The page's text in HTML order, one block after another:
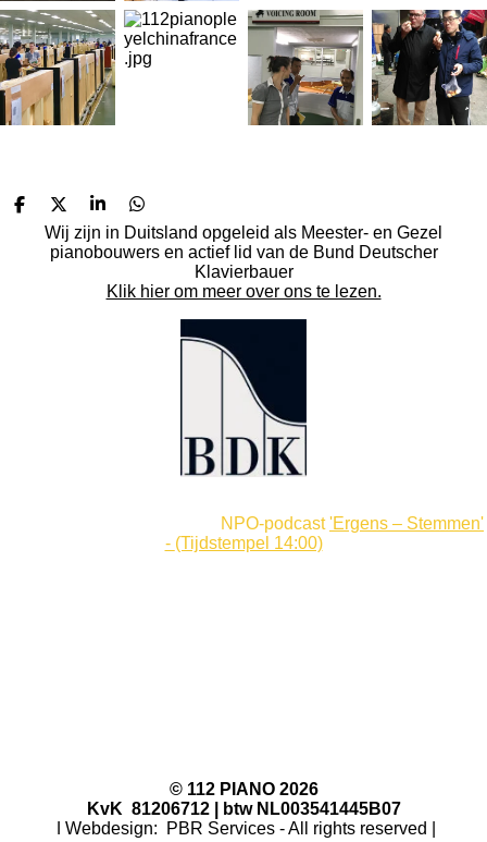
D
D
e
e
l
S
h
a
r
D
e
l
e
n
Wij zijn in Duitsland opgeleid als Meester- en Gezel
pianobouwers en actief lid van de Bund Deutscher
Klavierbauer
Klik hier om meer over ons te lezen.
NPO-podcast'Ergens – Stemmen'
- (Tijdstempel 14:00)
b
t
a
t
s
T
u
o
© 112 PIANO 2026
KvK 81206712 |
btw NL003541445B07
ǀ Webdesign: PBR Services - All rights reserved |